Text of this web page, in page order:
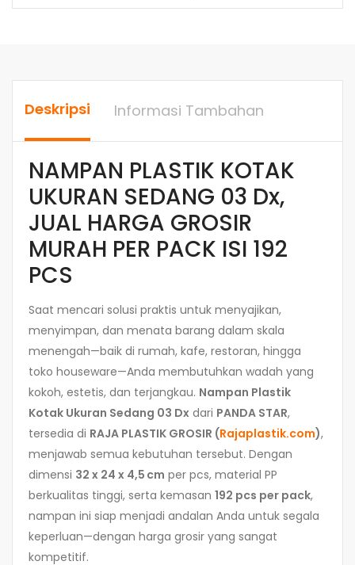
Deskripsi Informasi Tambahan
NAMPAN PLASTIK KOTAK
UKURAN SEDANG 03 Dx,
JUAL HARGA GROSIR
MURAH PER PACK ISI 192
PCS
Saat mencari solusi praktis untuk menyajikan,
menyimpan, dan menata barang dalam skala
menengah—baik di rumah, kafe, restoran, hingga
toko houseware—Anda membutuhkan wadah yang
kokoh, estetis, dan terjangkau. Nampan Plastik
Kotak Ukuran Sedang 03 Dx dari PANDA STAR,
tersedia di RAJA PLASTIK GROSIR (Rajaplastik.com),
menjawab semua kebutuhan tersebut. Dengan
dimensi 32 x 24 x 4,5 cm per pcs, material PP
berkualitas tinggi, serta kemasan 192 pcs per pack,
nampan ini siap menjadi andalan Anda untuk segala
keperluan—dengan harga grosir yang sangat
kompetitif.